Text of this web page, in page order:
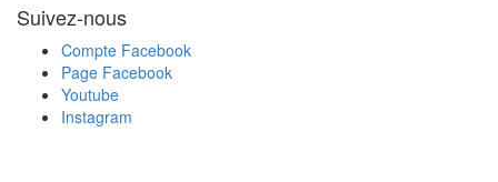
Suivez-nous
Compte Facebook
Page Facebook
Youtube
Instagram